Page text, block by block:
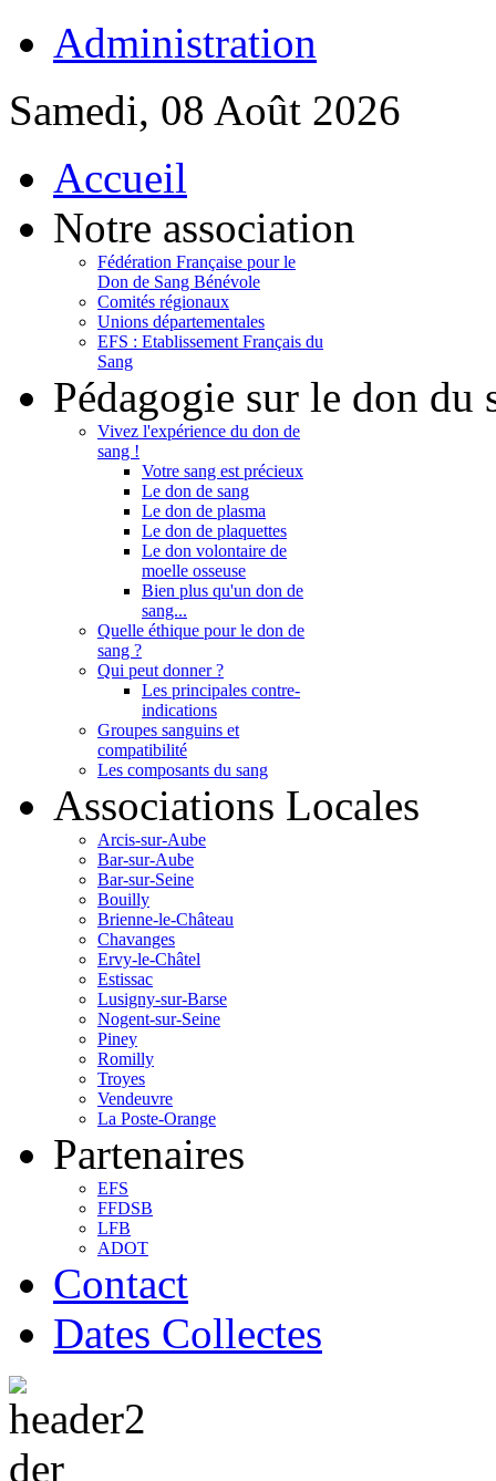
Administration
Samedi, 08 Août 2026
Accueil
Notre association
Fédération Française pour le
Don de Sang Bénévole
Comités régionaux
Unions départementales
EFS : Etablissement Français du
Sang
Pédagogie sur le don du
Vivez l'expérience du don de
sang !
Votre sang est précieux
Le don de sang
Le don de plasma
Le don de plaquettes
Le don volontaire de
moelle osseuse
Bien plus qu'un don de
sang...
Quelle éthique pour le don de
sang ?
Qui peut donner ?
Les principales contre-
indications
Groupes sanguins et
compatibilité
Les composants du sang
Associations Locales
Arcis-sur-Aube
Bar-sur-Aube
Bar-sur-Seine
Bouilly
Brienne-le-Château
Chavanges
Ervy-le-Châtel
Estissac
Lusigny-sur-Barse
Nogent-sur-Seine
Piney
Romilly
Troyes
Vendeuvre
La Poste-Orange
Partenaires
EFS
FFDSB
LFB
ADOT
Contact
Dates Collectes